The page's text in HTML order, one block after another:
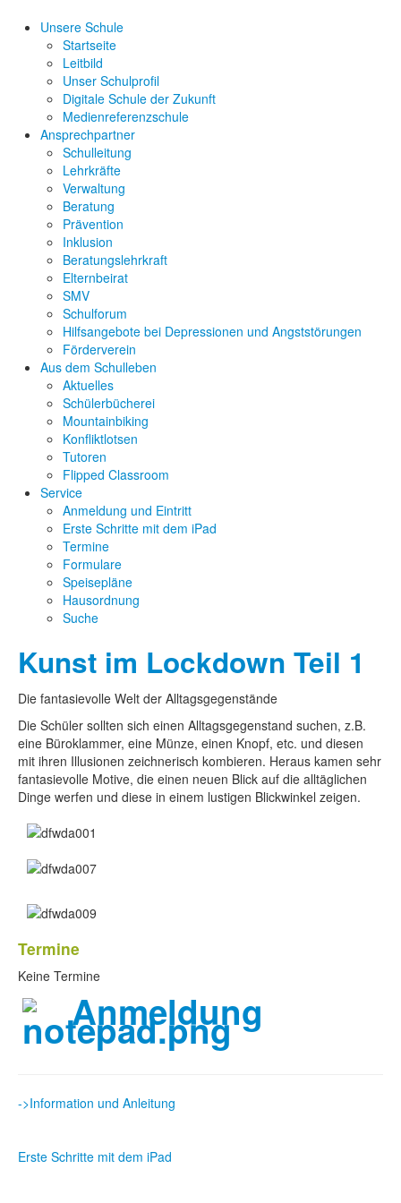
Unsere Schule
Startseite
Leitbild
Unser Schulprofil
Digitale Schule der Zukunft
Medienreferenzschule
Ansprechpartner
Schulleitung
Lehrkräfte
Verwaltung
Beratung
Prävention
Inklusion
Beratungslehrkraft
Elternbeirat
SMV
Schulforum
Hilfsangebote bei Depressionen und Angststörungen
Förderverein
Aus dem Schulleben
Aktuelles
Schülerbücherei
Mountainbiking
Konfliktlotsen
Tutoren
Flipped Classroom
Service
Anmeldung und Eintritt
Erste Schritte mit dem iPad
Termine
Formulare
Speisepläne
Hausordnung
Suche
Kunst im Lockdown Teil 1
Die fantasievolle Welt der Alltagsgegenstände
Die Schüler sollten sich einen Alltagsgegenstand suchen, z.B.
eine Büroklammer, eine Münze, einen Knopf, etc. und diesen
mit ihren Illusionen zeichnerisch kombieren. Heraus kamen sehr
fantasievolle Motive, die einen neuen Blick auf die alltäglichen
Dinge werfen und diese in einem lustigen Blickwinkel zeigen.
Termine
Keine Termine
Anmeldung
->Information und Anleitung
Erste Schritte mit dem iPad